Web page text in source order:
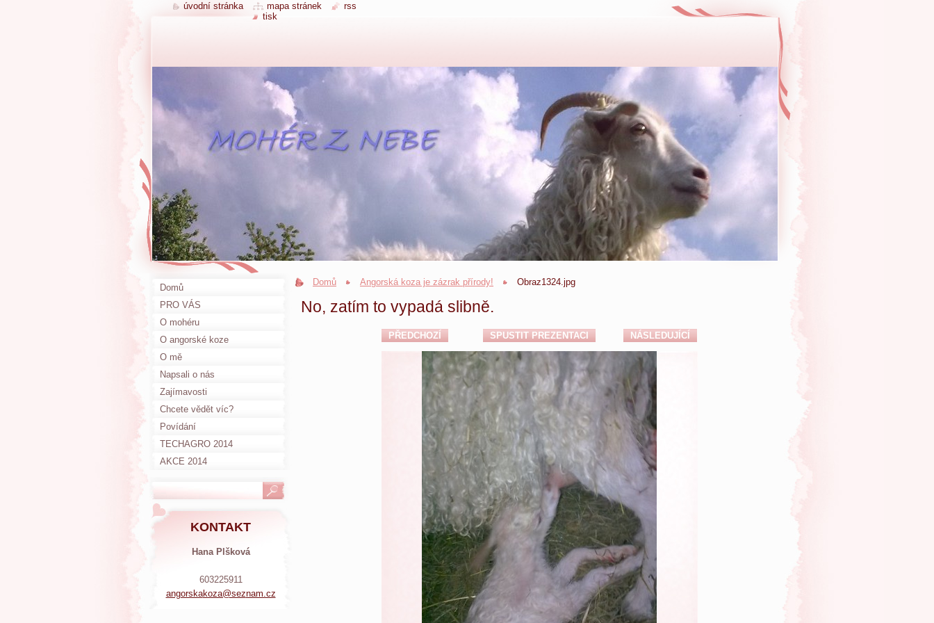
Domů Angorská koza je zázrak přírody! Obraz1324.jpg
No, zatím to vypadá slibně.
PŘEDCHOZÍ SPUSTIT PREZENTACI NÁSLEDUJÍCÍ
Domů
PRO VÁS
O mohéru
O angorské koze
O mě
Napsali o nás
Zajímavosti
Chcete vědět víc?
Povídání
TECHAGRO 2014
AKCE 2014
KONTAKT
Hana Plšková
603225911
angorskakoza@seznam.cz
úvodní stránka mapa stránek
rss
tisk